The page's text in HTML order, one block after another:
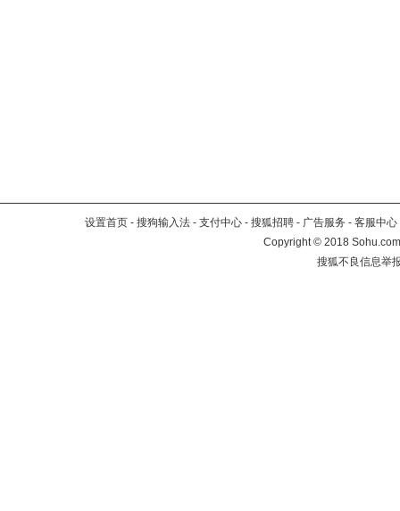
设置首页 - 搜狗输入法 - 支付中心 - 搜狐招聘 - 广告服务 - 客服中心
Copyright©2018
搜狐不良信息举